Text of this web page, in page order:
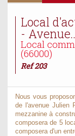
Local
-
Local
(66000)
Ref 203
Nous vous
de l'avenue Julien
mezzanine à
composera de 5
composera d'un